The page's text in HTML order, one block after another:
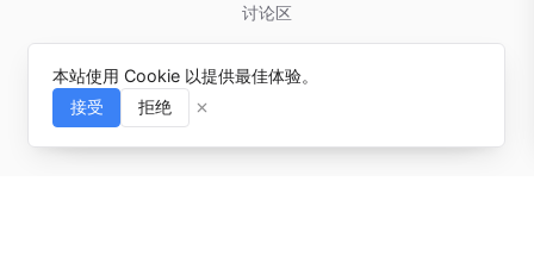
讨论区
本站使用 Cookie 以提供最佳体验。
接受 拒绝